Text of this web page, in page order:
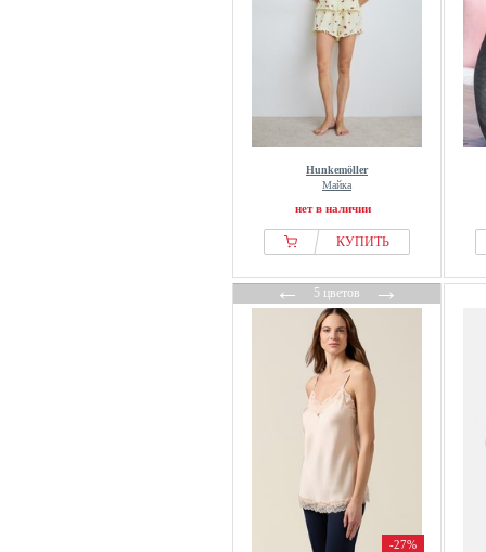
Hunkemöller
Майка
нет в наличии
КУПИТЬ
←5 цветов→
-27%